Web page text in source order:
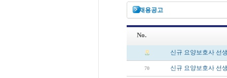
채용공고
No.
신규 요양보호사 선
70 신규 요양보호사 선